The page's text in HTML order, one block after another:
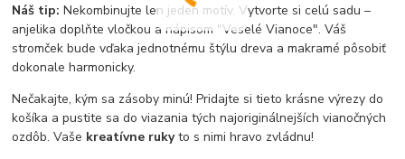
Náš tip: Nekombinujte len jeden motív. Vytvorte si celú sadu –
anjelika doplňte vločkou a nápisom "Veselé Vianoce". Váš
stromček bude vďaka jednotnému štýlu dreva a makramé pôsobiť
dokonale harmonicky.
Nečakajte, kým sa zásoby minú! Pridajte si tieto krásne výrezy do
košíka a pustite sa do viazania tých najoriginálnejších vianočných
ozdôb. Vaše kreatívne rukyto s nimi hravo zvládnu!